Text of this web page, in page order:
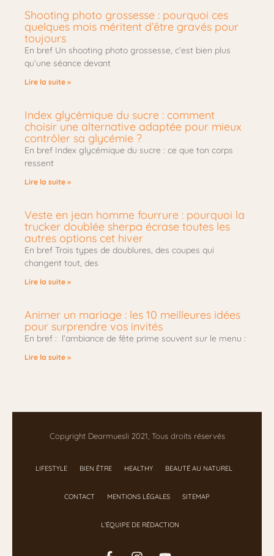
Shooting photo grossesse : pourquoi ces
quelques mois méritent d’être gravés pour
toujours
En bref Un shooting photo grossesse, c’est bien plus
qu’une séance devant
Lire la suite »
Index glycémique du sucre : comment
choisir une alternative adaptée pour mieux
contrôler sa glycémie ?
En bref Index glycémique du sucre : ce que ton corps
ressent
Lire la suite »
Veste en jean homme fourrure : pourquoi la
trucker doublée sherpa écrase toutes les
autres options cet hiver
En bref Trois types de doublures, des coupes qui
changent tout, des
Lire la suite »
Animer un mariage : les 10 meilleures idées
pour surprendre vos invités
En bref : l’ambiance de fête prime souvent sur le menu :
Lire la suite »
Copyright Dearmuesli 2021, Tous droits réservés
LIFESTYLE BIEN ÊTRE HEALTHY BEAUTÉ AU NATUREL
CONTACT MENTIONS LÉGALES SITEMAP
L’ÉQUIPE DE RÉDACTION